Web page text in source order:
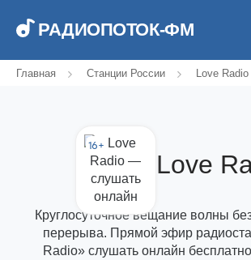
РАДИОПОТОК-ФМ
Главная Станции России Love Radio
16+
Love
Круглосуточное вещание волны
перерыва. Прямой эфир
Radio» слушать онлайн